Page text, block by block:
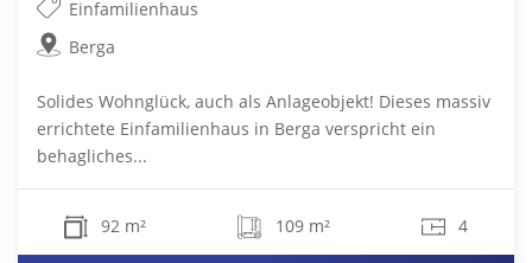
Einfamilienhaus
Berga
Solides Wohnglück, auch als Anlageobjekt! Dieses massiv
errichtete Einfamilienhaus in Berga verspricht ein
behagliches...
92 m² 109 m² 4